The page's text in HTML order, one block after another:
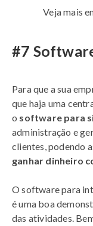
Veja mais
#7
Para que a sua
que haja uma
o software para
administração e
clientes, podendo
ganhar dinheiro
O software para
é uma boa
das atividades.